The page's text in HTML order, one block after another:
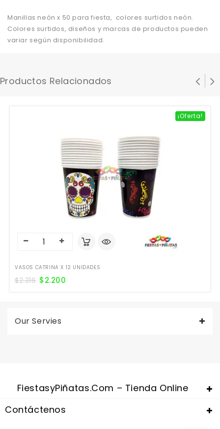
Manillas neón x 50 para fiesta, colores surtidos neón.
Colores surtidos, diseños y marcas de productos pueden
variar según disponibilidad.
Productos Relacionados
¡Oferta!
VASOS CATRINA X 12 UNIDADES
$2.316 $2.200
Our Servies
FiestasyPiñatas.com – Tienda Online
Contáctenos